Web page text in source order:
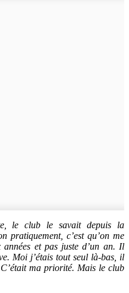
le club le savait depuis la
pratiquement, c’est qu’on me
et pas juste d’un an. Il
Moi j’étais tout seul là-bas, il
ma priorité. Mais le club